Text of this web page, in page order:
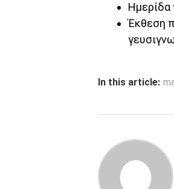
Ημερίδα
Έκθεση
In this article: